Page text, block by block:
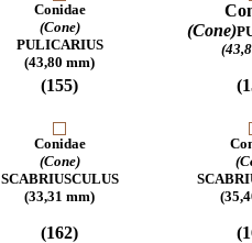
Conidae
(Cone)
PULICARIUS
(43,80 mm)
(Cone)
(155)
Conidae
(Cone)
SCABRIUSCULUS
(33,31 mm)
(162)